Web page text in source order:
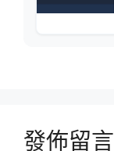
發佈留言